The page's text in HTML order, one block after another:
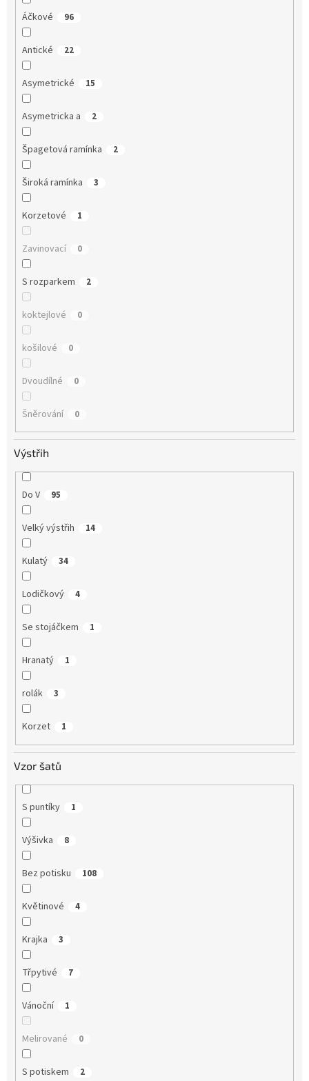
Áčkové 96
Antické 22
Asymetrické 15
Asymetricka a 2
Špagetová ramínka 2
Široká ramínka 3
Korzetové 1
Zavinovací 0
S rozparkem 2
koktejlové 0
košilové 0
Dvoudílné 0
Šněrování 0
Výstřih
Do V 95
Velký výstřih 14
Kulatý 34
Lodičkový 4
Se stojáčkem 1
Hranatý 1
rolák 3
Korzet 1
Vzor šatů
S puntíky 1
Výšivka 8
Bez potisku 108
Květinové 4
Krajka 3
Třpytivé 7
Vánoční 1
Melirované 0
S potiskem 2